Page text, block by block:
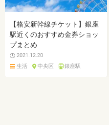
【格安新幹線チケット】銀座
駅近くのおすすめ金券ショッ
プまとめ
2021.12.20
生活
中央区 銀座駅